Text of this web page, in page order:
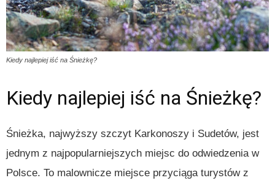
Kiedy najlepiej iść na Śnieżkę?
Kiedy najlepiej iść na Śnieżkę?
Śnieżka, najwyższy szczyt Karkonoszy i Sudetów, jest
jednym z najpopularniejszych miejsc do odwiedzenia w
Polsce. To malownicze miejsce przyciąga turystów z